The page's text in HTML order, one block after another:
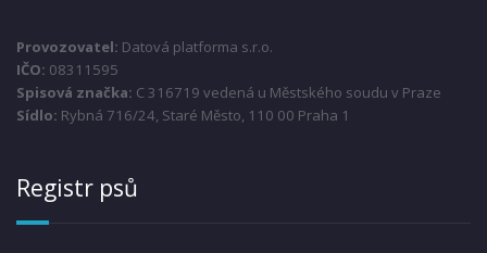
Provozovatel: Datová platforma s.r.o.
IČO: 08311595
Spisová značka: C 316719 vedená u Městského soudu v Praze
Sídlo: Rybná 716/24, Staré Město, 110 00 Praha 1
Registr psů